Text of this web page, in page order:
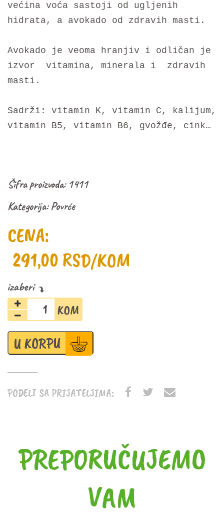
većina voća sastoji od ugljenih
hidrata, a avokado od zdravih masti.
Avokado je veoma hranjiv i odličan je
izvor vitamina, minerala i zdravih
masti.
Sadrži: vitamin K, vitamin C, kalijum,
vitamin B5, vitamin B6, gvožđe, cink…
Šifra proizvoda: 1411
Kategorija:Povrće
CENA:
291,00 RSD/KOM
Avokado
količina
U KORPU
PODELI SA PRIJATELJIMA:
PREPORUČUJEMO
VAM